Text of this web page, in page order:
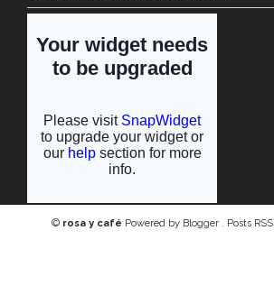
© rosa y café Powered by Blogger . Posts RSS